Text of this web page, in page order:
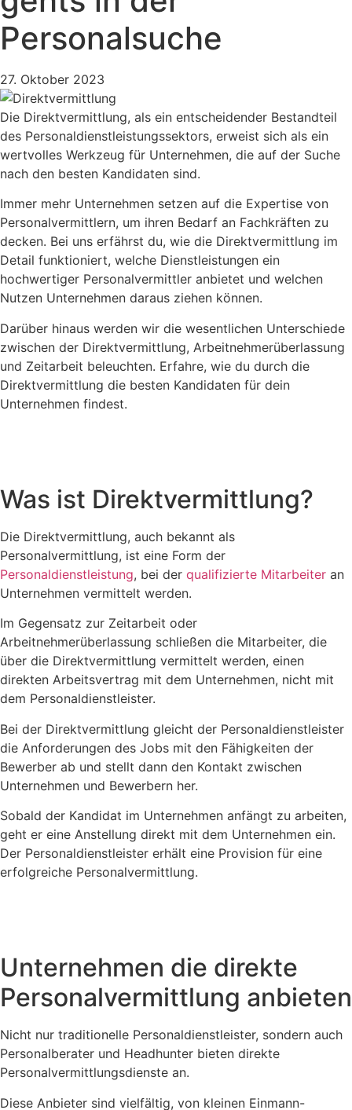
Personalsuche
27. Oktober 2023
Die Direktvermittlung, als ein entscheidender Bestandteil
des Personaldienstleistungssektors, erweist sich als ein
wertvolles Werkzeug für Unternehmen, die auf der Suche
nach den besten Kandidaten sind.
Immer mehr Unternehmen setzen auf die Expertise von
Personalvermittlern, um ihren Bedarf an Fachkräften zu
decken. Bei uns erfährst du, wie die Direktvermittlung im
Detail funktioniert, welche Dienstleistungen ein
hochwertiger Personalvermittler anbietet und welchen
Nutzen Unternehmen daraus ziehen können.
Darüber hinaus werden wir die wesentlichen Unterschiede
zwischen der Direktvermittlung, Arbeitnehmerüberlassung
und Zeitarbeit beleuchten. Erfahre, wie du durch die
Direktvermittlung die besten Kandidaten für dein
Unternehmen findest.
Was ist Direktvermittlung?
Die Direktvermittlung, auch bekannt als
Personalvermittlung, ist eine Form der
Personaldienstleistung, bei der qualifizierte Mitarbeiter an
Unternehmen vermittelt werden.
Im Gegensatz zur Zeitarbeit oder
Arbeitnehmerüberlassung schließen die Mitarbeiter, die
über die Direktvermittlung vermittelt werden, einen
direkten Arbeitsvertrag mit dem Unternehmen, nicht mit
dem Personaldienstleister.
Bei der Direktvermittlung gleicht der Personaldienstleister
die Anforderungen des Jobs mit den Fähigkeiten der
Bewerber ab und stellt dann den Kontakt zwischen
Unternehmen und Bewerbern her.
Sobald der Kandidat im Unternehmen anfängt zu arbeiten,
geht er eine Anstellung direkt mit dem Unternehmen ein.
Der Personaldienstleister erhält eine Provision für eine
erfolgreiche Personalvermittlung.
Unternehmen die direkte
Personalvermittlung anbieten
Nicht nur traditionelle Personaldienstleister, sondern auch
Personalberater und Headhunter bieten direkte
Personalvermittlungsdienste an.
Diese Anbieter sind vielfältig, von kleinen Einmann-